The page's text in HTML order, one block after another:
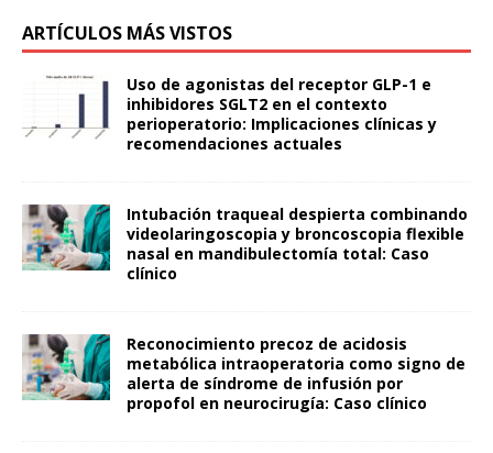
ARTÍCULOS MÁS VISTOS
Uso de agonistas del receptor GLP-1 e
inhibidores SGLT2 en el contexto
perioperatorio: Implicaciones clínicas y
recomendaciones actuales
Intubación traqueal despierta combinando
videolaringoscopia y broncoscopia flexible
nasal en mandibulectomía total: Caso
clínico
Reconocimiento precoz de acidosis
metabólica intraoperatoria como signo de
alerta de síndrome de infusión por
propofol en neurocirugía: Caso clínico